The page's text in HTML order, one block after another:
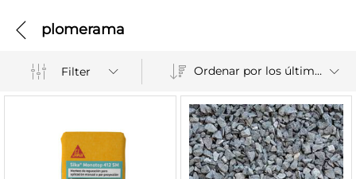
plomerama
Filter Ordenar por los últimos